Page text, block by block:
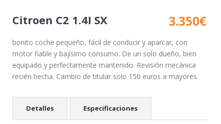
Citroen C2 1.4I SX 3.350€
bonito coche pequeño, fácil de conducir y aparcar, con
motor fiable y bajísimo consumo. De un solo dueño, bien
equipado y perfectamente mantenido. Revisión mecánica
recién hecha. Cambio de titular solo 150 euros a mayores.
Detalles Especificaciones